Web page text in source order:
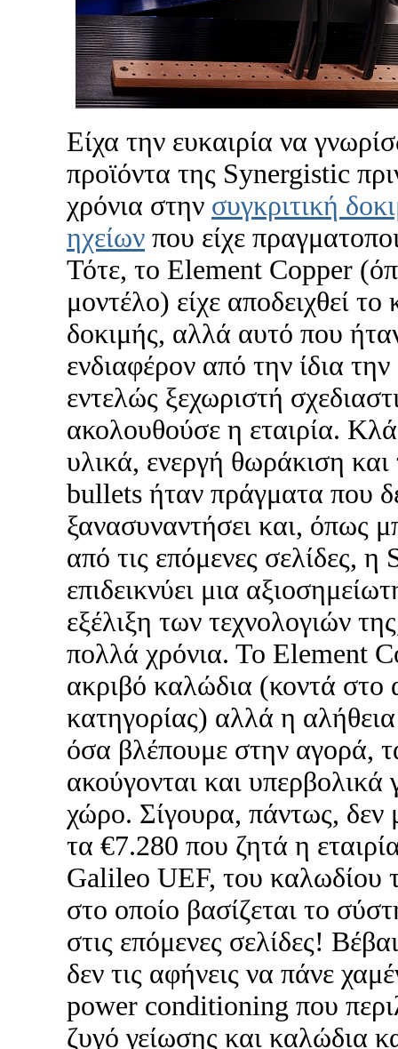
Είχα την ευκαιρία να
προϊόντα της Synergistic
χρόνια στην συγκριτική
ηχείων που είχε
Τότε, το Element Copper
μοντέλο) είχε αποδειχθεί
δοκιμής, αλλά αυτό που
ενδιαφέρον από την ίδια
εντελώς ξεχωριστή
ακολουθούσε η εταιρία.
υλικά, ενεργή θωράκιση
bullets ήταν πράγματα που
ξανασυναντήσει και, όπως
από τις επόμενες σελίδες,
επιδεικνύει μια
εξέλιξη των τεχνολογιών
πολλά χρόνια. Το Element
ακριβό καλώδια (κοντά στο
κατηγορίας) αλλά η
όσα βλέπουμε στην αγορά,
ακούγονται και υπερβολικά
χώρο. Σίγουρα, πάντως, δεν
τα €7.280 που ζητά η
Galileo UEF, του καλωδίου
στο οποίο βασίζεται το
στις επόμενες σελίδες!
δεν τις αφήνεις να πάνε
power conditioning που
ζυγό γείωσης και καλώδια